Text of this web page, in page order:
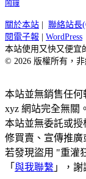
鬧鐘
關於本站 | 聯絡站長
閱電子報 | WordPress
本站使用又快又便宜
© 2026 版權所有，
本站並無銷售任
xyz 網站完全無關。
本站並無委託或
修買賣、宣傳推廣
若發現盜用 "重灌
「 與我聯繫 」，謝